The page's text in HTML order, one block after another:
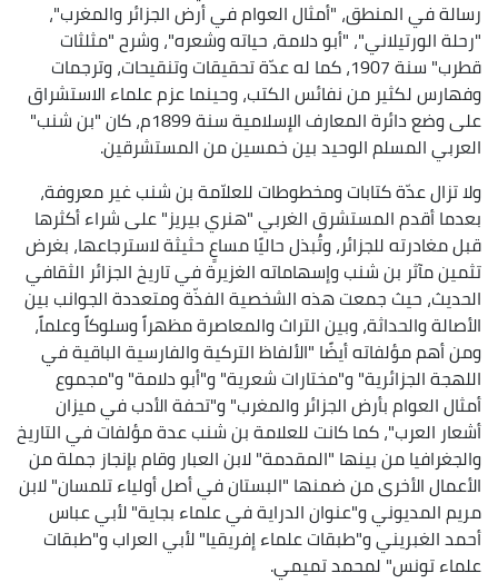
رسالة في المنطق، "أمثال العوام في أرض الجزائر والمغرب"،
"رحلة الورتيلاني"، "أبو دلامة، حياته وشعره"، وشرح "مثلثات
قطرب" سنة 1907، كما له عدّة تحقيقات وتنقيحات، وترجمات
وفهارس لكثير من نفائس الكتب، وحينما عزم علماء الاستشراق
على وضع دائرة المعارف الإسلامية سنة 1899م، كان "بن شنب"
العربي المسلم الوحيد بين خمسين من المستشرقين.
ولا تزال عدّة كتابات ومخطوطات للعلاّمة بن شنب غير معروفة،
بعدما أقدم المستشرق الغربي "هنري بيريز" على شراء أكثرها
قبل مغادرته للجزائر، وتُبذل حاليًا مساعٍ حثيثة لاسترجاعها، بغرض
تثمين مآثر بن شنب وإسهاماته الغزيرة في تاريخ الجزائر الثقافي
الحديث، حيث جمعت هذه الشخصية الفذّة ومتعددة الجوانب بين
الأصالة والحداثة، وبين التراث والمعاصرة مظهراً وسلوكاً وعلماً،
ومن أهم مؤلفاته أيضًا "الألفاظ التركية والفارسية الباقية في
اللهجة الجزائرية" و"مختارات شعرية" و"أبو دلامة" و"مجموع
أمثال العوام بأرض الجزائر والمغرب" و"تحفة الأدب في ميزان
أشعار العرب"، كما كانت للعلامة بن شنب عدة مؤلفات في التاريخ
والجغرافيا من بينها "المقدمة" لابن العبار وقام بإنجاز جملة من
الأعمال الأخرى من ضمنها "البستان في أصل أولياء تلمسان" لابن
مريم المديوني و"عنوان الدراية في علماء بجاية" لأبي عباس
أحمد الغبريني و"طبقات علماء إفريقيا" لأبي العراب و"طبقات
علماء تونس" لمحمد تميمي.